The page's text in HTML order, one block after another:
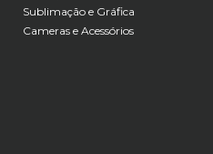
Sublimação e Gráfica
Cameras e Acessórios